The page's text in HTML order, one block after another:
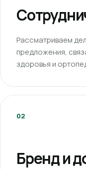
Рассматриваем
предложения,
здоровья и
02
Бренд и